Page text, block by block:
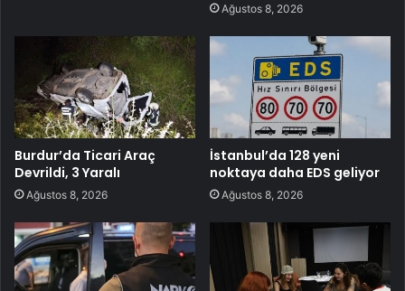
Ağustos 8, 2026
Burdur’da Ticari Araç
Devrildi, 3 Yaralı
Ağustos 8, 2026
İstanbul’da 128 yeni
noktaya daha EDS geliyor
Ağustos 8, 2026